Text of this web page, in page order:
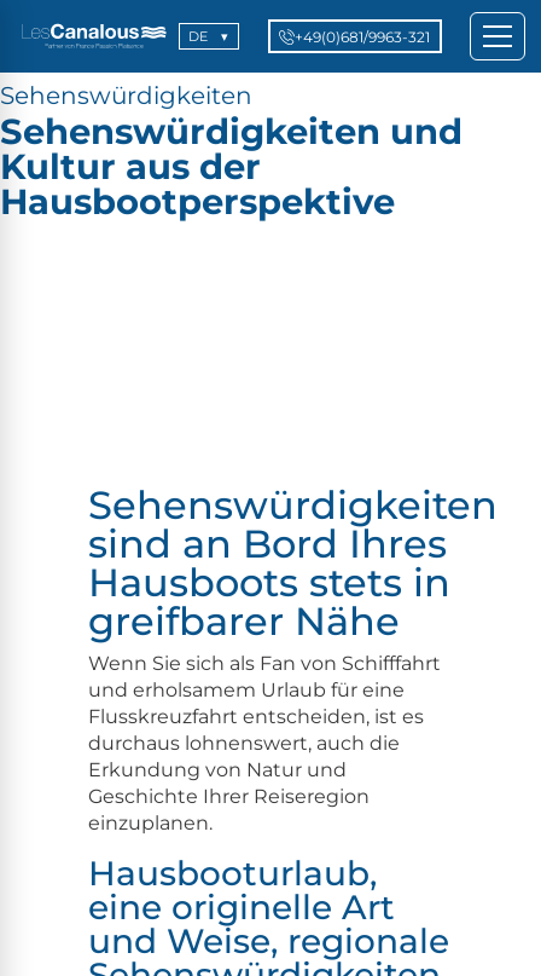
DE +49(0)681/9963-321
Sehenswürdigkeiten
Sehenswürdigkeiten und
Kultur aus der
Hausbootperspektive
Sehenswürdigkeiten
sind an Bord Ihres
Hausboots stets in
greifbarer Nähe
Wenn Sie sich als Fan von Schiff­fahrt
und erhol­samem Urlaub für eine
Flusskreuz­fahrt entschei­den, ist es
dur­chaus lohnenswert, auch die
Erkun­dung von Natur und
Geschichte Ihrer Reis­ere­gion
einzuplanen.
Hausbooturlaub,
eine originelle Art
und Weise, regionale